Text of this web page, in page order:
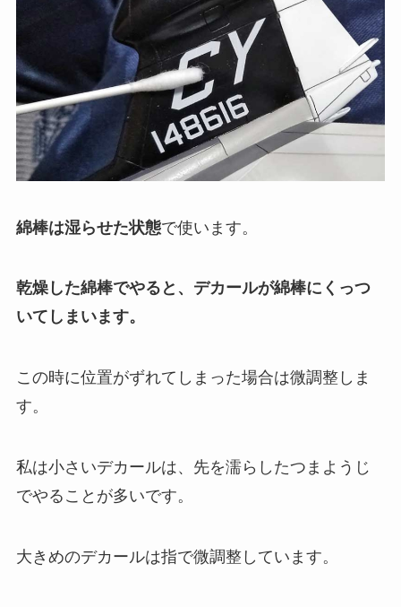
綿棒は湿らせた状態で使います。
乾燥した綿棒でやると、デカールが綿棒にくっつ
いてしまいます。
この時に位置がずれてしまった場合は微調整しま
す。
私は小さいデカールは、先を濡らしたつまようじ
でやることが多いです。
大きめのデカールは指で微調整しています。